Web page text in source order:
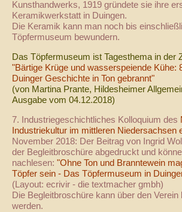
Kunsthandwerks, 1919 gründete sie ihre
Keramikwerkstatt in Duingen.
Die Keramik kann man noch bis
Töpfermuseum bewundern.
Das Töpfermuseum ist Tagesthema in der
"Bärtige Krüge und wasserspeiende Kühe:
Duinger Geschichte in Ton gebrannt"
(von Martina Prante, Hildesheimer
Ausgabe vom 04.12.2018)
7. Industriegeschichtliches Kolloquium des
Industriekultur im mittleren Niedersachsen
November 2018: Der Beitrag von Ingrid
der Begleitbroschüre abgedruckt und
nachlesen: "Ohne Ton und Branntewein
Töpfer sein - Das Töpfermuseum in
(Layout: ecrivir - die textmacher gmbh)
Die Begleitbroschüre kann über den
werden.